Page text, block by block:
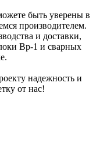
быть уверены в
производителем.
и доставки,
Вр-1 и сварных
надежность и
от нас!